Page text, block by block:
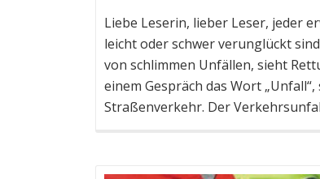
Liebe Leserin, lieber Leser, jeder
leicht oder schwer verunglückt
von schlimmen Unfällen, sieht
einem Gespräch das Wort
Straßenverkehr. Der